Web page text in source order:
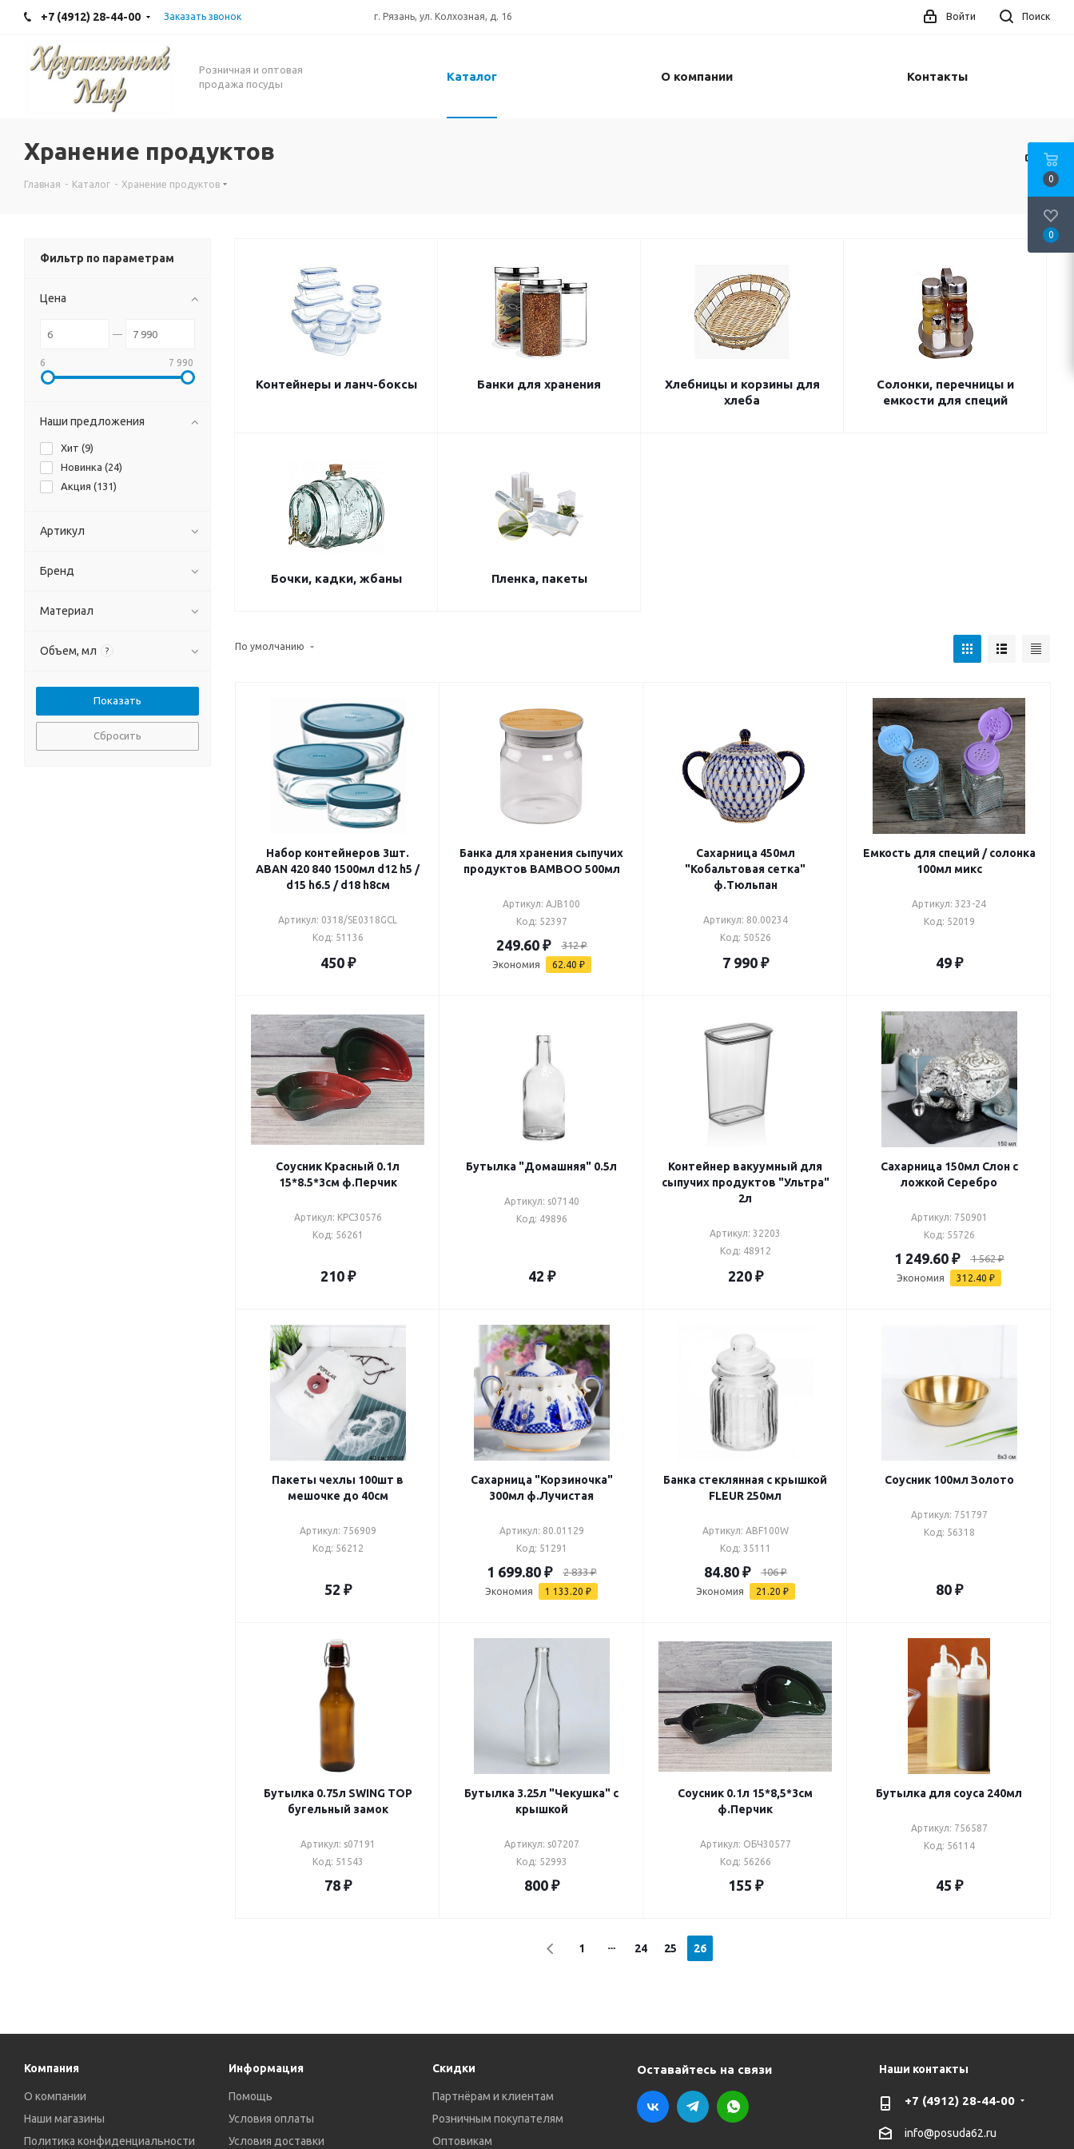
+7 (4912) 28-44-00 Заказать звонок г. Рязань, ул. Колхозная, д. 16 Поиск
Войти
Розничная и оптовая
продажа посуды
Каталог О компании Контакты
Хранение продуктов
Главная - Каталог - Хранение продуктов
Контейнеры и ланч-боксы Банки для хранения
Хлебницы и корзины для
хлеба
Солонки, перечницы и
емкости для специй
Бочки, кадки, жбаны Пленка, пакеты
По умолчанию
Набор контейнеров 3шт.
ABAN 420 840 1500мл d12 h5 /
d15 h6.5 / d18 h8см
Артикул: 0318/SE0318GCL
Код: 51136
450₽
Банка для хранения сыпучих
продуктов BAMBOO 500мл
Артикул: AJB100
Код: 52397
249.60₽ 312₽
Экономия 62.40 ₽
Сахарница 450мл
"Кобальтовая сетка"
ф.Тюльпан
Артикул: 80.00234
Код: 50526
7 990₽
Емкость для специй / солонка
100мл микс
Артикул: 323-24
Код: 52019
49₽
Соусник Красный 0.1л
15*8.5*3см ф.Перчик
Артикул: КРС30576
Код: 56261
210₽
Бутылка "Домашняя" 0.5л
Артикул: s07140
Код: 49896
42 ₽
Контейнер вакуумный для
сыпучих продуктов "Ультра"
2л
Артикул: 32203
Код: 48912
220₽
Сахарница 150мл Слон с
ложкой Серебро
Артикул: 750901
Код: 55726
1 249.60₽ 1 562₽
Экономия 312.40 ₽
Пакеты чехлы 100шт в
мешочке до 40см
Артикул: 756909
Код: 56212
52 ₽
Сахарница "Корзиночка"
300мл ф.Лучистая
Артикул: 80.01129
Код: 51291
1 699.80₽ 2 833₽
Экономия 1 133.20 ₽
Банка стеклянная с крышкой
FLEUR 250мл
Артикул: ABF100W
Код: 35111
84.80₽ 106₽
Экономия 21.20 ₽
Соусник 100мл Золото
Артикул: 751797
Код: 56318
80₽
Бутылка 0.75л SWING TOP
бугельный замок
Артикул: s07191
Код: 51543
78₽
Бутылка 3.25л "Чекушка" с
крышкой
Артикул: s07207
Код: 52993
800₽
Соусник 0.1л 15*8,5*3см
ф.Перчик
Артикул: ОБЧ30577
Код: 56266
155 ₽
Бутылка для соуса 240мл
Артикул: 756587
Код: 56114
45 ₽
1 24 25 26
Фильтр по параметрам
Цена
6 7 990
Наши предложения
Хит (9)
Новинка (24)
Акция (131)
Артикул
Бренд
Материал
Объем, мл ?
Сбросить
Компания
О компании
Наши магазины
Политика конфиденциальности
Информация
Помощь
Условия оплаты
Условия доставки
Скидки
Партнёрам и клиентам
Розничным покупателям
Оптовикам
Оставайтесь на связи Наши контакты
+7 (4912) 28-44-00
info@posuda62.ru
0
0